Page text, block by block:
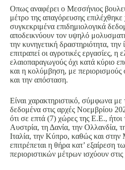
Oπως αναφέρει ο Μεσσήνιος
μέτρο της απαγόρευσης επιλέχθηκε
συγκεκριμένα επιδημιολογικά
αποδεικνύουν τον υψηλό
την κυνηγετική δραστηριότητα,
επιτραπεί οι αγροτικές εργασίες, η
ελαιοπαραγωγούς όχι κατά κύριο
και η κολύμβηση, με
και την απόσταση.
Είναι χαρακτηριστικό, σύμφωνα με
δεδομένα στις αρχές Νοεμβρίου
ότι σε επτά (7) χώρες της Ε.Ε., ήτοι
Αυστρία, τη Δανία, την Ολλανδία,
Ιταλία, την Κύπρο, καθώς και
επιτρέπεται η θήρα κατ’ εξαίρεση
περιοριστικών μέτρων ισχύουν